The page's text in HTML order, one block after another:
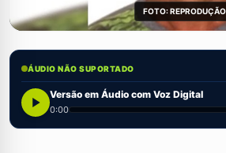
FOTO:
ÁUDIO NÃO SUPORTADO
Versão em Áudio com Voz Digital
0:00